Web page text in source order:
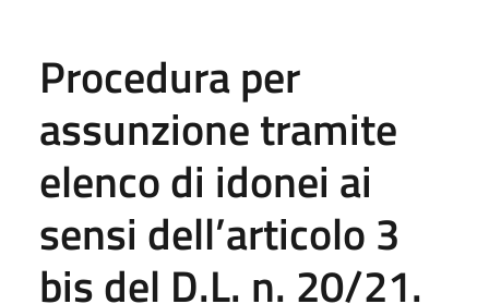
Procedura per
assunzione tramite
elenco di idonei ai
sensi dell’articolo 3
bis del D.L. n. 20/21.